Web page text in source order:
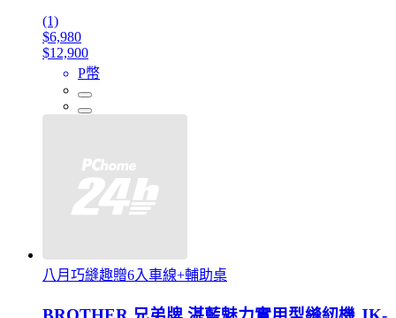
(1)
$6,980
$12,900
P幣
八月巧縫趣贈6入車線+輔助桌